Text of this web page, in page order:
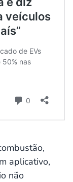
aplicativo,
não